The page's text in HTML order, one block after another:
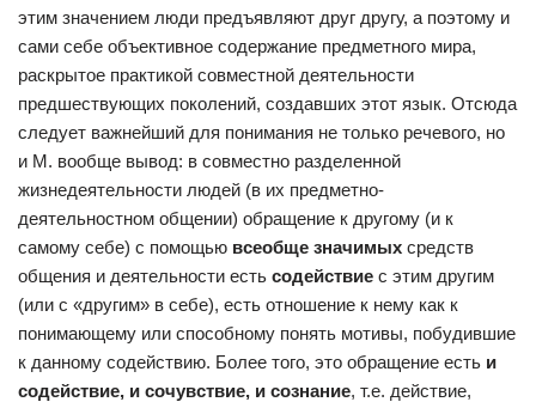
этим значением люди предъявляют друг другу, а поэтому и
сами себе объективное содержание предметного мира,
раскрытое практикой совместной деятельности
предшествующих поколений, создавших этот язык. Отсюда
следует важнейший для понимания не только речевого, но
и М. вообще вывод: в совместно разделенной
жизнедеятельности людей (в их предметно-
деятельностном общении) обращение к другому (и к
самому себе) с помощью всеобще значимых средств
общения и деятельности есть содействие с этим другим
(или с «другим» в себе), есть отношение к нему как к
понимающему или способному понять мотивы, побудившие
к данному содействию. Более того, это обращение есть и
содействие, и сочувствие, и сознание, т.е. действие,